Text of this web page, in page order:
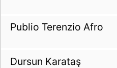
Publio Terenzio Afro
Dursun Karataş